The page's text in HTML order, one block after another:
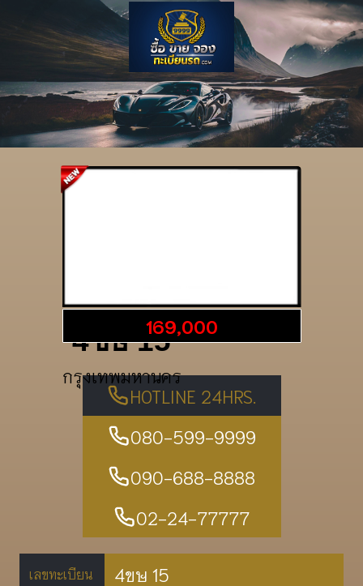
4ขษ 15
กรุงเทพมหานคร
169,000
HOTLINE 24HRS.
080-599-9999
090-688-8888
02-24-77777
เลขทะเบียน 4ขษ 15